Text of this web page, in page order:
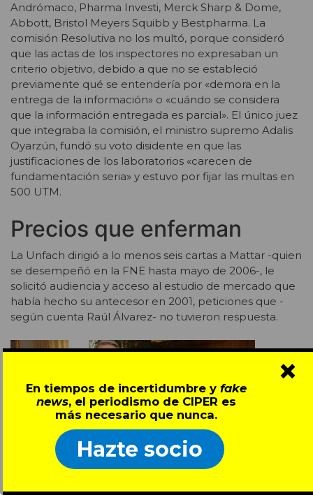
En tiempos de incertidumbre y fake
news, el periodismo de CIPER es
más necesario que nunca.
Hazte socio
×
Andrómaco, Pharma Investi, Merck Sharp & Dome,
Abbott, Bristol Meyers Squibb y Bestpharma. La
comisión Resolutiva no los multó, porque consideró
que las actas de los inspectores no expresaban un
criterio objetivo, debido a que no se estableció
previamente qué se entendería por «demora en la
entrega de la información» o «cuándo se considera
que la información entregada es parcial». El único juez
que integraba la comisión, el ministro supremo Adalis
Oyarzún, fundó su voto disidente en que las
justificaciones de los laboratorios «carecen de
fundamentación seria» y estuvo por fijar las multas en
500 UTM.
Precios que enferman
La Unfach dirigió a lo menos seis cartas a Mattar -quien
se desempeñó en la FNE hasta mayo de 2006-, le
solicitó audiencia y acceso al estudio de mercado que
había hecho su antecesor en 2001, peticiones que -
según cuenta Raúl Álvarez- no tuvieron respuesta.